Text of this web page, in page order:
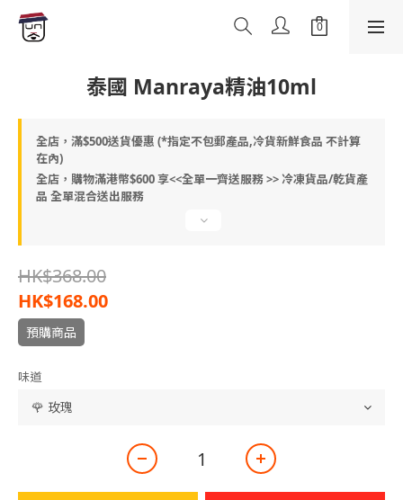
泰國 Manraya精油10ml
全店，滿$500送貨優惠 (*指定不包郵產品,冷貨新鮮食品 不計算
在內)
全店，購物滿港幣$600 享<<全單一齊送服務 >> 冷凍貨品/乾貨產
品 全單混合送出服務
HK$368.00
HK$168.00
預購商品
味道